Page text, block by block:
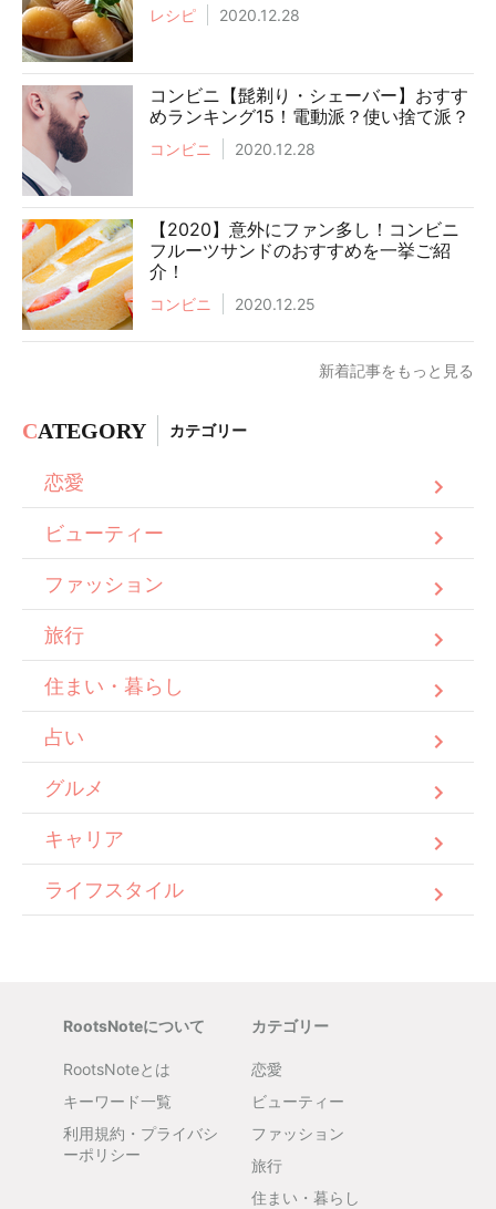
レシピ 2020.12.28
コンビニ【髭剃り・シェーバー】おすす
めランキング15！電動派？使い捨て派？
コンビニ 2020.12.28
【2020】意外にファン多し！コンビニ
フルーツサンドのおすすめを一挙ご紹
介！
コンビニ 2020.12.25
新着記事をもっと見る
CATEGORY カテゴリー
恋愛
ビューティー
ファッション
旅行
住まい・暮らし
占い
グルメ
キャリア
ライフスタイル
RootsNoteについて
RootsNoteとは
キーワード一覧
利用規約・プライバシ
ーポリシー
カテゴリー
恋愛
ビューティー
ファッション
旅行
住まい・暮らし